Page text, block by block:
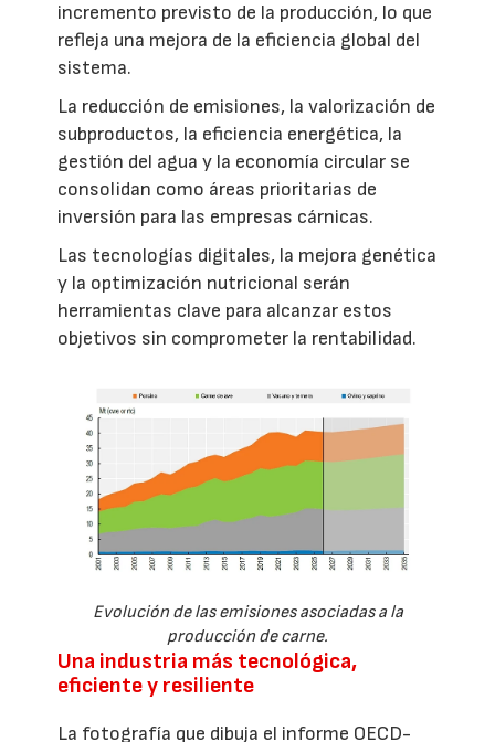
incremento previsto de la producción, lo que
refleja una mejora de la eficiencia global del
sistema.
La reducción de emisiones, la valorización de
subproductos, la eficiencia energética, la
gestión del agua y la economía circular se
consolidan como áreas prioritarias de
inversión para las empresas cárnicas.
Las tecnologías digitales, la mejora genética
y la optimización nutricional serán
herramientas clave para alcanzar estos
objetivos sin comprometer la rentabilidad.
Evolución de las emisiones asociadas a la
producción de carne.
Una industria más tecnológica,
eficiente y resiliente
La fotografía que dibuja el informe OECD-